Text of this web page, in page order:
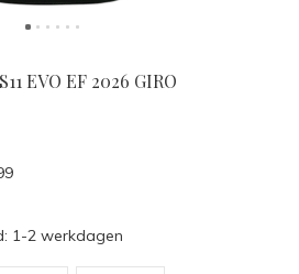
EVO EF 2026 GIRO
1-2 werkdagen